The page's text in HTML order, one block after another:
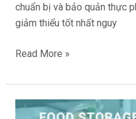
chuẩn bị và bảo quản thực
giảm thiểu tốt nhất nguy
Read More »
Bảo